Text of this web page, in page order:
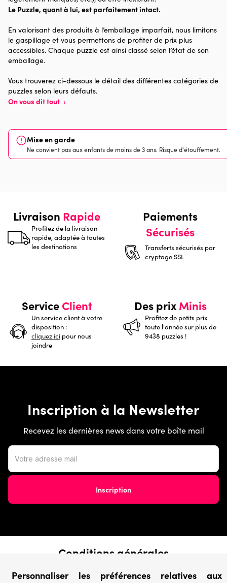
Age
Puzzle pour Adultes (500 à
Provenance Made in France
Dimensions
Le Puzzle, quant à lui, est parfaitement intact.
En valorisant des produits à l’emballage imparfait, nous limitons
le gaspillage et vous permettons de profiter de prix plus
accessibles. Chaque puzzle est ainsi classé selon l’état de son
emballage.
Vous trouverez ci-dessous le détail des différentes catégories de
puzzles selon leurs défauts.
On vous dit tout ›
Mise en garde
Ne convient pas aux enfants de moins de 3 ans. Risque d'étouffement.
Livraison Rapide
Profitez de la livraison
rapide, adaptée à toutes
les destinations
Paiements
Sécurisés
Transferts sécurisés par
cryptage SSL
ServiceClient
Un service client à votre
disposition :
cliquez ici pour nous
joindre
Des prixMinis
Profitez de petits prix
toute l'année sur plus de
9438 puzzles !
Inscription à la Newsletter
Recevez les dernières news dans votre boîte mail
Conditions générales
› Conditions d’utilisation
Personnaliser les préférences relatives aux